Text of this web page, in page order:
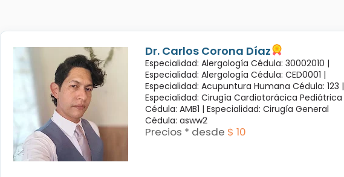
Dr. Carlos Corona Díaz
Especialidad: Alergología Cédula: 30002010 |
Especialidad: Alergología Cédula: CED0001 |
Especialidad: Acupuntura Humana Cédula: 123 |
Especialidad: Cirugía Cardiotorácica Pediátrica
Cédula: AMB1 | Especialidad: Cirugía General
Cédula: asww2
Precios * desde $ 10